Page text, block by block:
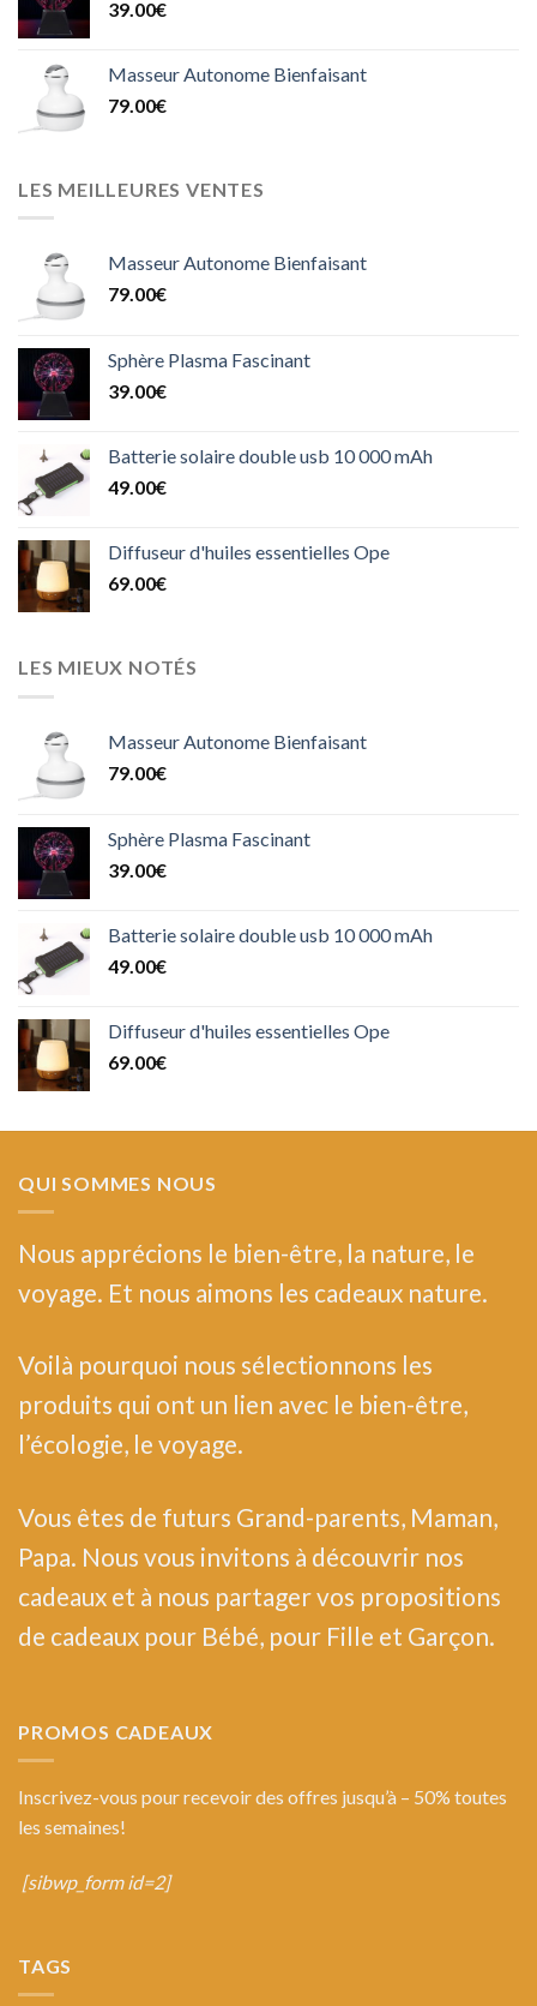
39.00€
Masseur Autonome Bienfaisant
79.00€
LES MEILLEURES VENTES
Masseur Autonome Bienfaisant
79.00€
Sphère Plasma Fascinant
39.00€
Batterie solaire double usb 10 000 mAh
49.00€
Diffuseur d'huiles essentielles Ope
69.00€
LES MIEUX NOTÉS
Masseur Autonome Bienfaisant
79.00€
Sphère Plasma Fascinant
39.00€
Batterie solaire double usb 10 000 mAh
49.00€
Diffuseur d'huiles essentielles Ope
69.00€
QUI SOMMES NOUS
Nous apprécions le bien-être, la nature, le
voyage. Et nous aimons les cadeaux nature.
Voilà pourquoi nous sélectionnons les
produits qui ont un lien avec le bien-être,
l’écologie, le voyage.
Vous êtes de futurs Grand-parents, Maman,
Papa. Nous vous invitons à découvrir nos
cadeaux et à nous partager vos propositions
de cadeaux pour Bébé, pour Fille et Garçon.
PROMOS CADEAUX
Inscrivez-vous pour recevoir des offres jusqu’à – 50% toutes
les semaines!
[sibwp_form id=2]
TAGS